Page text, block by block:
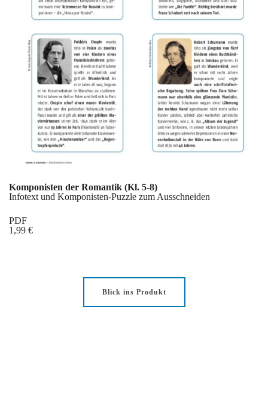
Komponisten der Romantik (Kl. 5-8)
Infotext und Komponisten-Puzzle zum Ausschneiden
PDF
1,99 €
Blick ins Produkt